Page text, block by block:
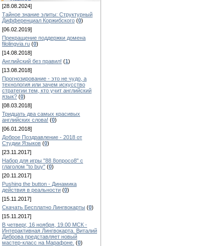
[28.08.2024]
Тайное знание элиты: Структурный
Дифференциал Коржибского (0)
[06.02.2019]
Прекращение поддержки домена
filolingvia.ru (0)
[14.08.2018]
Английский без правил! (1)
[13.08.2018]
Прогнозирование - это не чудо, а
технология или зачем искусство
стратегии тем, кто учит английский
язык? (0)
[08.03.2018]
Тридцать два самых красивых
английских слова! (0)
[06.01.2018]
Доброе Поздравление - 2018 от
Студии Языков (0)
[23.11.2017]
Набор для игры "88 8опросо8" с
глаголом "to buy" (0)
[20.11.2017]
Pushing the button - Динамика
действия в реальности (0)
[15.11.2017]
Скачать Бесплатно Лингвокарты (0)
[15.11.2017]
В четверг, 16 ноября, 19.00 МСК -
Интерактивная Лингвокарта. Виталий
Диброва представляет новый
мастер-класс на Марафоне. (0)